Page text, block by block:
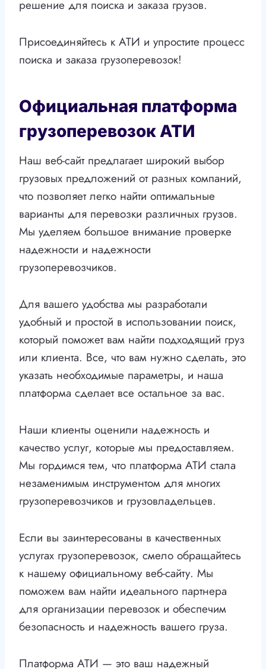
решение для поиска и заказа грузов.
Присоединяйтесь к АТИ и упростите процесс
поиска и заказа грузоперевозок!
Официальная платформа
грузоперевозок АТИ
Наш веб-сайт предлагает широкий выбор
грузовых предложений от разных компаний,
что позволяет легко найти оптимальные
варианты для перевозки различных грузов.
Мы уделяем большое внимание проверке
надежности и надежности
грузоперевозчиков.
Для вашего удобства мы разработали
удобный и простой в использовании поиск,
который поможет вам найти подходящий груз
или клиента. Все, что вам нужно сделать, это
указать необходимые параметры, и наша
платформа сделает все остальное за вас.
Наши клиенты оценили надежность и
качество услуг, которые мы предоставляем.
Мы гордимся тем, что платформа АТИ стала
незаменимым инструментом для многих
грузоперевозчиков и грузовладельцев.
Если вы заинтересованы в качественных
услугах грузоперевозок, смело обращайтесь
к нашему официальному веб-сайту. Мы
поможем вам найти идеального партнера
для организации перевозок и обеспечим
безопасность и надежность вашего груза.
Платформа АТИ — это ваш надежный